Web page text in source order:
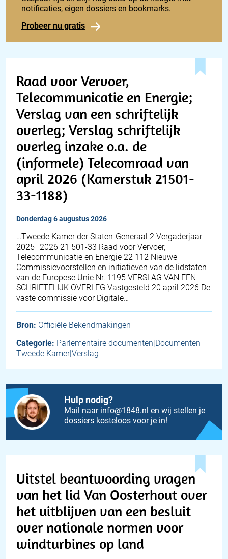
notificaties, eigen dossiers en bookmarks.
Probeer nu gratis
Raad voor Vervoer,
Telecommunicatie en Energie;
Verslag van een schriftelijk
overleg; Verslag schriftelijk
overleg inzake o.a. de
(informele) Telecomraad van
april 2026 (Kamerstuk 21501-
33-1188)
donderdag 6 augustus 2026
…Tweede Kamer der Staten-Generaal 2 Vergaderjaar
2025–2026 21 501-33 Raad voor Vervoer,
Telecommunicatie en Energie 22 112 Nieuwe
Commissievoorstellen en initiatieven van de lidstaten
van de Europese Unie Nr. 1195 VERSLAG VAN EEN
SCHRIFTELIJK OVERLEG Vastgesteld 20 april 2026 De
vaste commissie voor Digitale…
Bron: Officiële Bekendmakingen
Categorie: Parlementaire documenten|Documenten
Tweede Kamer|Verslag
Hulp nodig?
Mail naar info@1848.nl en wij stellen je
dossiers kosteloos voor je in!
Uitstel beantwoording vragen
van het lid Van Oosterhout over
het uitblijven van een besluit
over nationale normen voor
windturbines op land